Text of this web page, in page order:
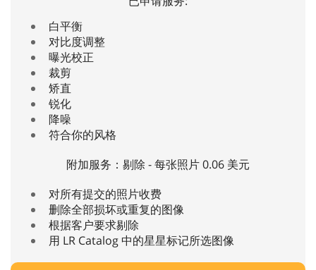
白平衡
对比度调整
曝光校正
裁剪
矫直
锐化
降噪
符合你的风格
附加服务：剔除 - 每张照片 0.06 美元
对所有提交的照片收费
删除全部损坏或重复的图像
根据客户要求剔除
用 LR Catalog 中的星星标记所选图像